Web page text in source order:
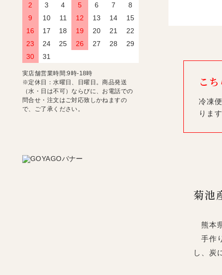
こ
冷凍
りま
菊池
熊本
手作
し、炭
2
3 4 5 6 7
8
9
10 11 12 13 14
15
16
17 18 19 20 21
22
23
24 25 26 27 28
29
30
31
実店舗営業時間:9時-18時
※定休日：水曜日、日曜日。商品発送
（水・日は不可）ならびに、お電話での
問合せ・注文はご対応致しかねますの
で、ご了承ください。